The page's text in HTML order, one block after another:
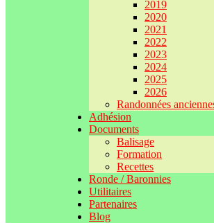
2019
2020
2021
2022
2023
2024
2025
2026
Randonnées
Adhésion
Documents
Balisage
Formation
Recettes
Ronde / Baronnies
Utilitaires
Partenaires
Blog